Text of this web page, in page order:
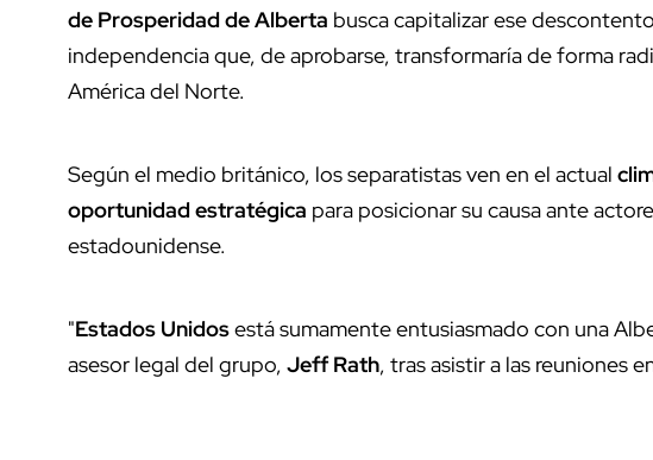
de Prosperidad de Alberta busca capitalizar ese
independencia que, de aprobarse, transformaría de forma
América del Norte.
Según el medio británico, los separatistas ven en el actual
oportunidad estratégica para posicionar su causa ante
estadounidense.
"Estados Unidosestá sumamente entusiasmado con una
asesor legal del grupo, Jeff Rath, tras asistir a las reuniones